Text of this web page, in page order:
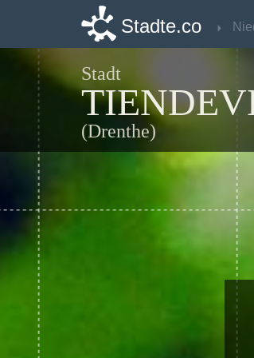
Stadte.co
Stadt
(Drenthe)
Stadte.co